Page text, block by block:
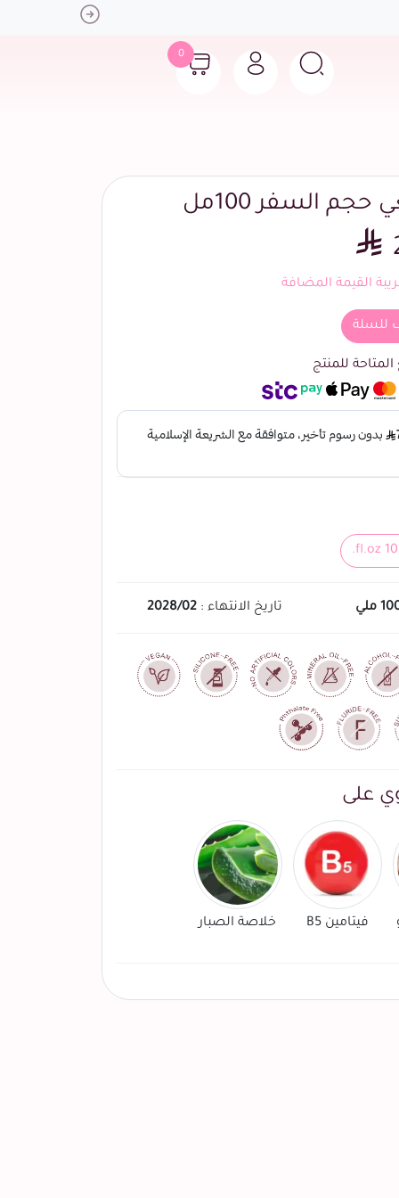
Next
0
السفر 100مل
القيمة المضافة
للسلة
للمنتج
ملي تاريخ الانتهاء : 2028/02
على
فيتامين B5 خلاصة الصبار